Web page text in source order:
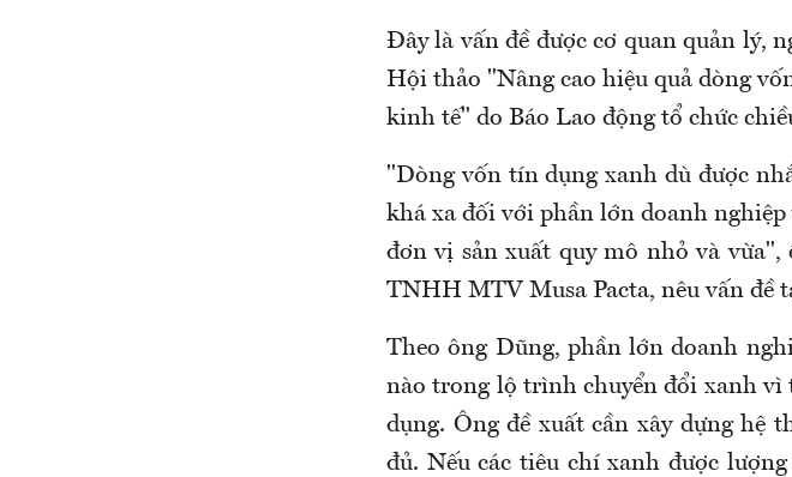
Đây là vấn đề được cơ quan quản lý,
Hội thảo "Nâng cao hiệu quả dòng
kinh tế" do Báo Lao động tổ chức
"Dòng vốn tín dụng xanh dù được
khá xa đối với phần lớn doanh nghiệp
đơn vị sản xuất quy mô nhỏ và
TNHH MTV Musa Pacta, nêu vấn đề
Theo ông Dũng, phần lớn doanh
nào trong lộ trình chuyển đổi xanh vì
dụng. Ông đề xuất cần xây dựng hệ
đủ. Nếu các tiêu chí xanh được